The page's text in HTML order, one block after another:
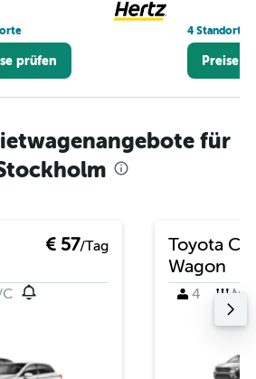
prüfen
4 Standorte
Preise
für
€ 57/Tag
Toyota
Wagon
4 M